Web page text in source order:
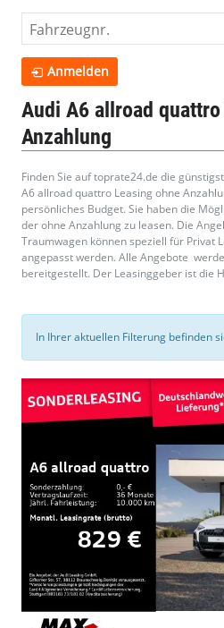
Audi A6 allroad
Anzahlung
Finden Sie auf toprate24.de die
A6 allroad quattro Leasing ohne
persönliches Budget. Sie haben die
der ohne Anzahlung zu leasen. Die
Traumwagen können speziell für Privat
angepasst werden. Alle Angebote
bereitgestellt. Der Leasinggeber ist die
In Ihrer aktuellen Filterung befinden
Fahrzeugnr.
Anmelden